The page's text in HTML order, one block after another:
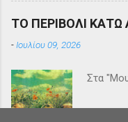
ΤΟ ΠΕΡΙΒΟΛΙ
- Ιουλίου 09, 2026
Στα